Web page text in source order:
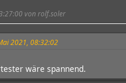
von rolf.soler
2021, 08:32:02
wäre spannend.